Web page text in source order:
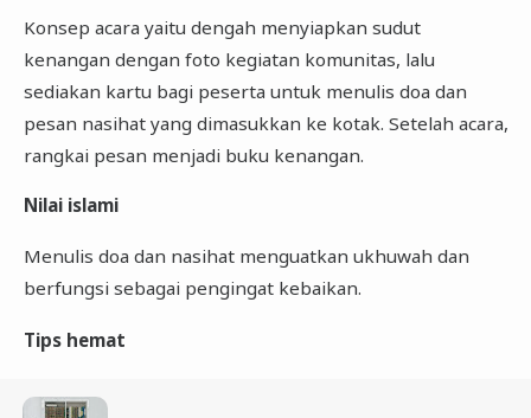
Konsep acara yaitu dengah menyiapkan sudut
kenangan dengan foto kegiatan komunitas, lalu
sediakan kartu bagi peserta untuk menulis doa dan
pesan nasihat yang dimasukkan ke kotak. Setelah acara,
rangkai pesan menjadi buku kenangan.
Nilai islami
Menulis doa dan nasihat menguatkan ukhuwah dan
berfungsi sebagai pengingat kebaikan.
Tips hemat